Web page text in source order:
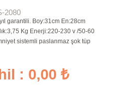
2080
garantili. Boy:31cm En:28cm
Kg Enerji:220-230 v /50-60
sistemli paslanmaz şok tüp
: 0,00 ₺